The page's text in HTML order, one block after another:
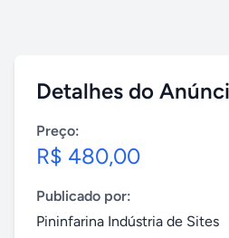
Detalhes do
Preço:
R$ 480,00
Publicado por:
Pininfarina Indústria de Sites